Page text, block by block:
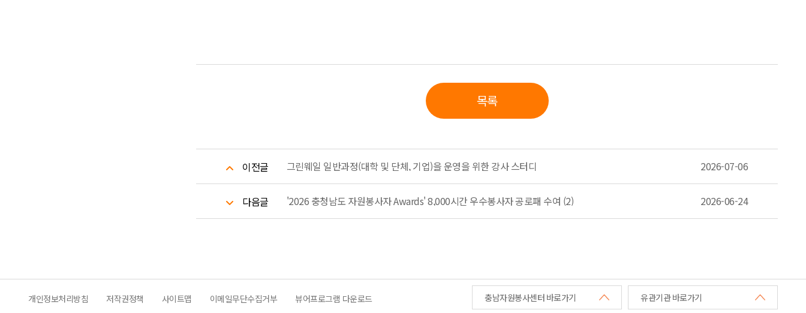
목록
이전글 그린웨일 일반과정(대학 및 단체, 기업)을 운영을 위한 강사 스터디 2026-07-06
다음글 '2026 충청남도 자원봉사자 Awards' 8,000시간 우수봉사자 공로패 수여 (2) 2026-06-24
개인정보처리방침 저작권정책 사이트맵 이메일무단수집거부 뷰어프로그램 다운로드 충남자원봉사센터 바로가기 유관기관 바로가기